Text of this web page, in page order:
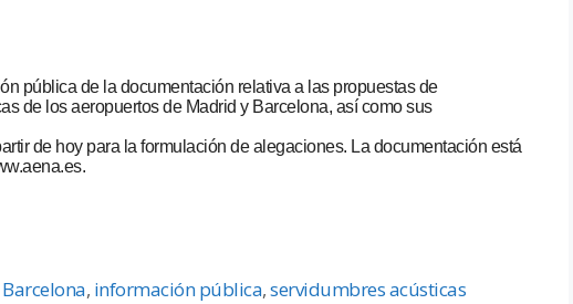
pública de la documentación relativa a las propuestas de
de los aeropuertos de Madrid y Barcelona, así como sus
de hoy para la formulación de alegaciones. La documentación está
, información pública,servidumbres acústicas